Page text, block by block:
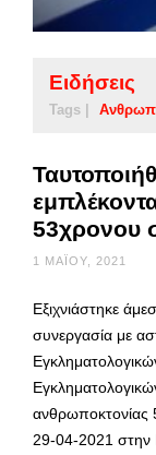
Ειδήσεις
Tags |
53χρονου
1 ΜΑΪ́ΟΥ, 2021
Εξιχνιάστηκε
συνεργασία με
ανθρωποκτονίας
29-04-2021 στην